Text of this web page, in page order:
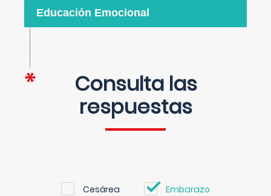
Educación Emocional
Consulta las
respuestas
Cesárea Embarazo